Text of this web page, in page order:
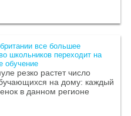
все большее
школьников переходит на
обучение
резко растет число
на дому: каждый
в данном регионе